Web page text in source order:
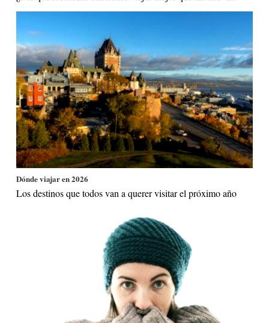
Dónde viajar en 2026
Los destinos que todos van a querer visitar el próximo año